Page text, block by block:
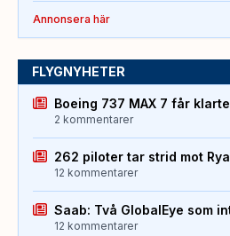
Annonsera här
FLYGNYHETER
Boeing 737 MAX 7 får
2 kommentarer
262 piloter tar strid mot
12 kommentarer
Saab: Två GlobalEye som
12 kommentarer